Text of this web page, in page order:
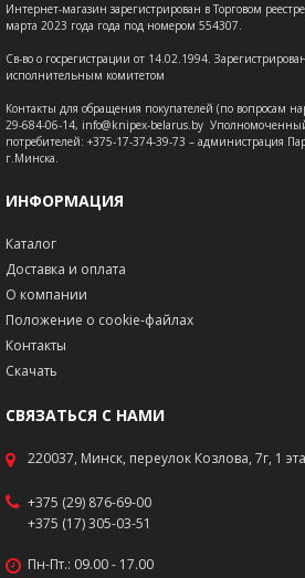
Интернет-магазин зарегистрирован в Торговом
марта 2023 года года под номером 554307.
Св-во о госрегистрации от 14.02.1994.
исполнительным комитетом
Контакты для обращения покупателей (по вопросам
29-684-06-14, info@knipex-belarus.by
потребителей: +375-17-374-39-73 – администрация
г.Минска.
ИНФОРМАЦИЯ
Каталог
Доставка и оплата
О компании
Положение о cookie-файлах
Контакты
Скачать
СВЯЗАТЬСЯ С НАМИ
220037, Минск, переулок Козлова, 7г, 1
+375 (29) 876-69-00
+375 (17) 305-03-51
Пн-Пт.: 09.00 - 17.00